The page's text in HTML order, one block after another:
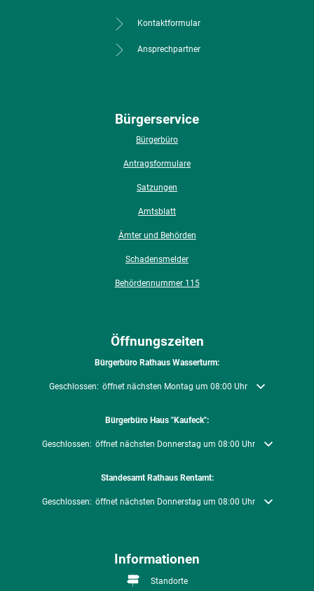
Kontaktformular
Ansprechpartner
Bürgerservice
Bürgerbüro
Antragsformulare
Satzungen
Amtsblatt
Ämter und Behörden
Schadensmelder
Behördennummer 115
Öffnungszeiten
Bürgerbüro Rathaus Wasserturm:
Klicken, um weitere Öffnungs- oder Schließzeiten auszublenden
Geschlossen: öffnet nächsten Montag um 08:00 Uhr
Bürgerbüro Haus "Kaufeck":
Klicken, um weitere Öffnungs- oder Schließzeiten auszublenden
Geschlossen: öffnet nächsten Donnerstag um 08:00 Uhr
Standesamt Rathaus Rentamt:
Klicken, um weitere Öffnungs- oder Schließzeiten auszublenden
Geschlossen: öffnet nächsten Donnerstag um 08:00 Uhr
Informationen
Standorte